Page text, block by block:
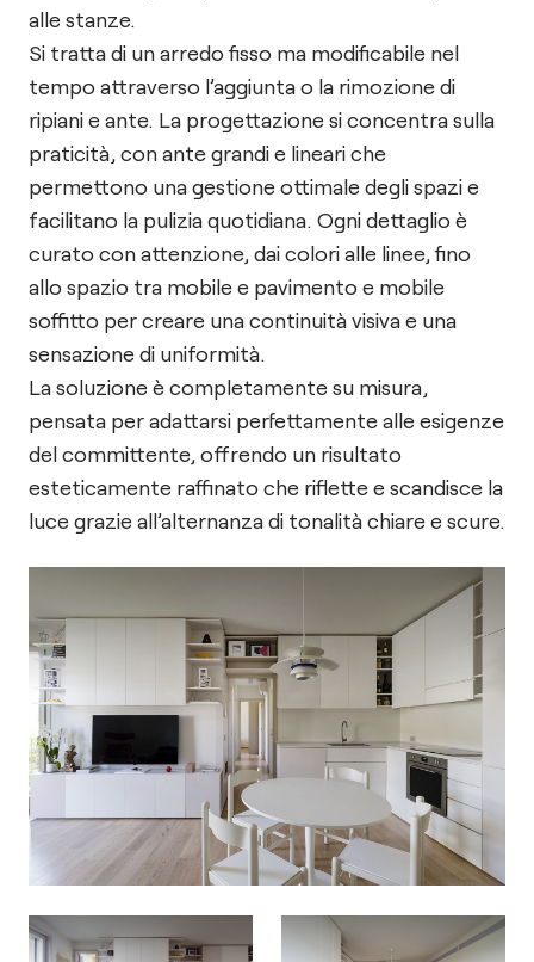
alle stanze.
Si tratta di un arredo fisso ma modificabile nel
tempo attraverso l’aggiunta o la rimozione di
ripiani e ante. La progettazione si concentra sulla
praticità, con ante grandi e lineari che
permettono una gestione ottimale degli spazi e
facilitano la pulizia quotidiana. Ogni dettaglio è
curato con attenzione, dai colori alle linee, fino
allo spazio tra mobile e pavimento e mobile
soffitto per creare una continuità visiva e una
sensazione di uniformità.
La soluzione è completamente su misura,
pensata per adattarsi perfettamente alle esigenze
del committente, offrendo un risultato
esteticamente raffinato che riflette e scandisce la
luce grazie all’alternanza di tonalità chiare e scure.